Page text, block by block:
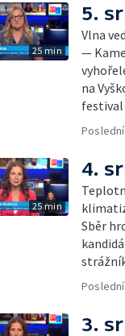
25 min
5.
Vlna
—
na
25 min
4.
Sběr
3.